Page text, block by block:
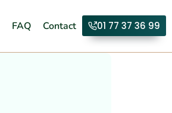
FAQ Contact 01 77 37 36 99